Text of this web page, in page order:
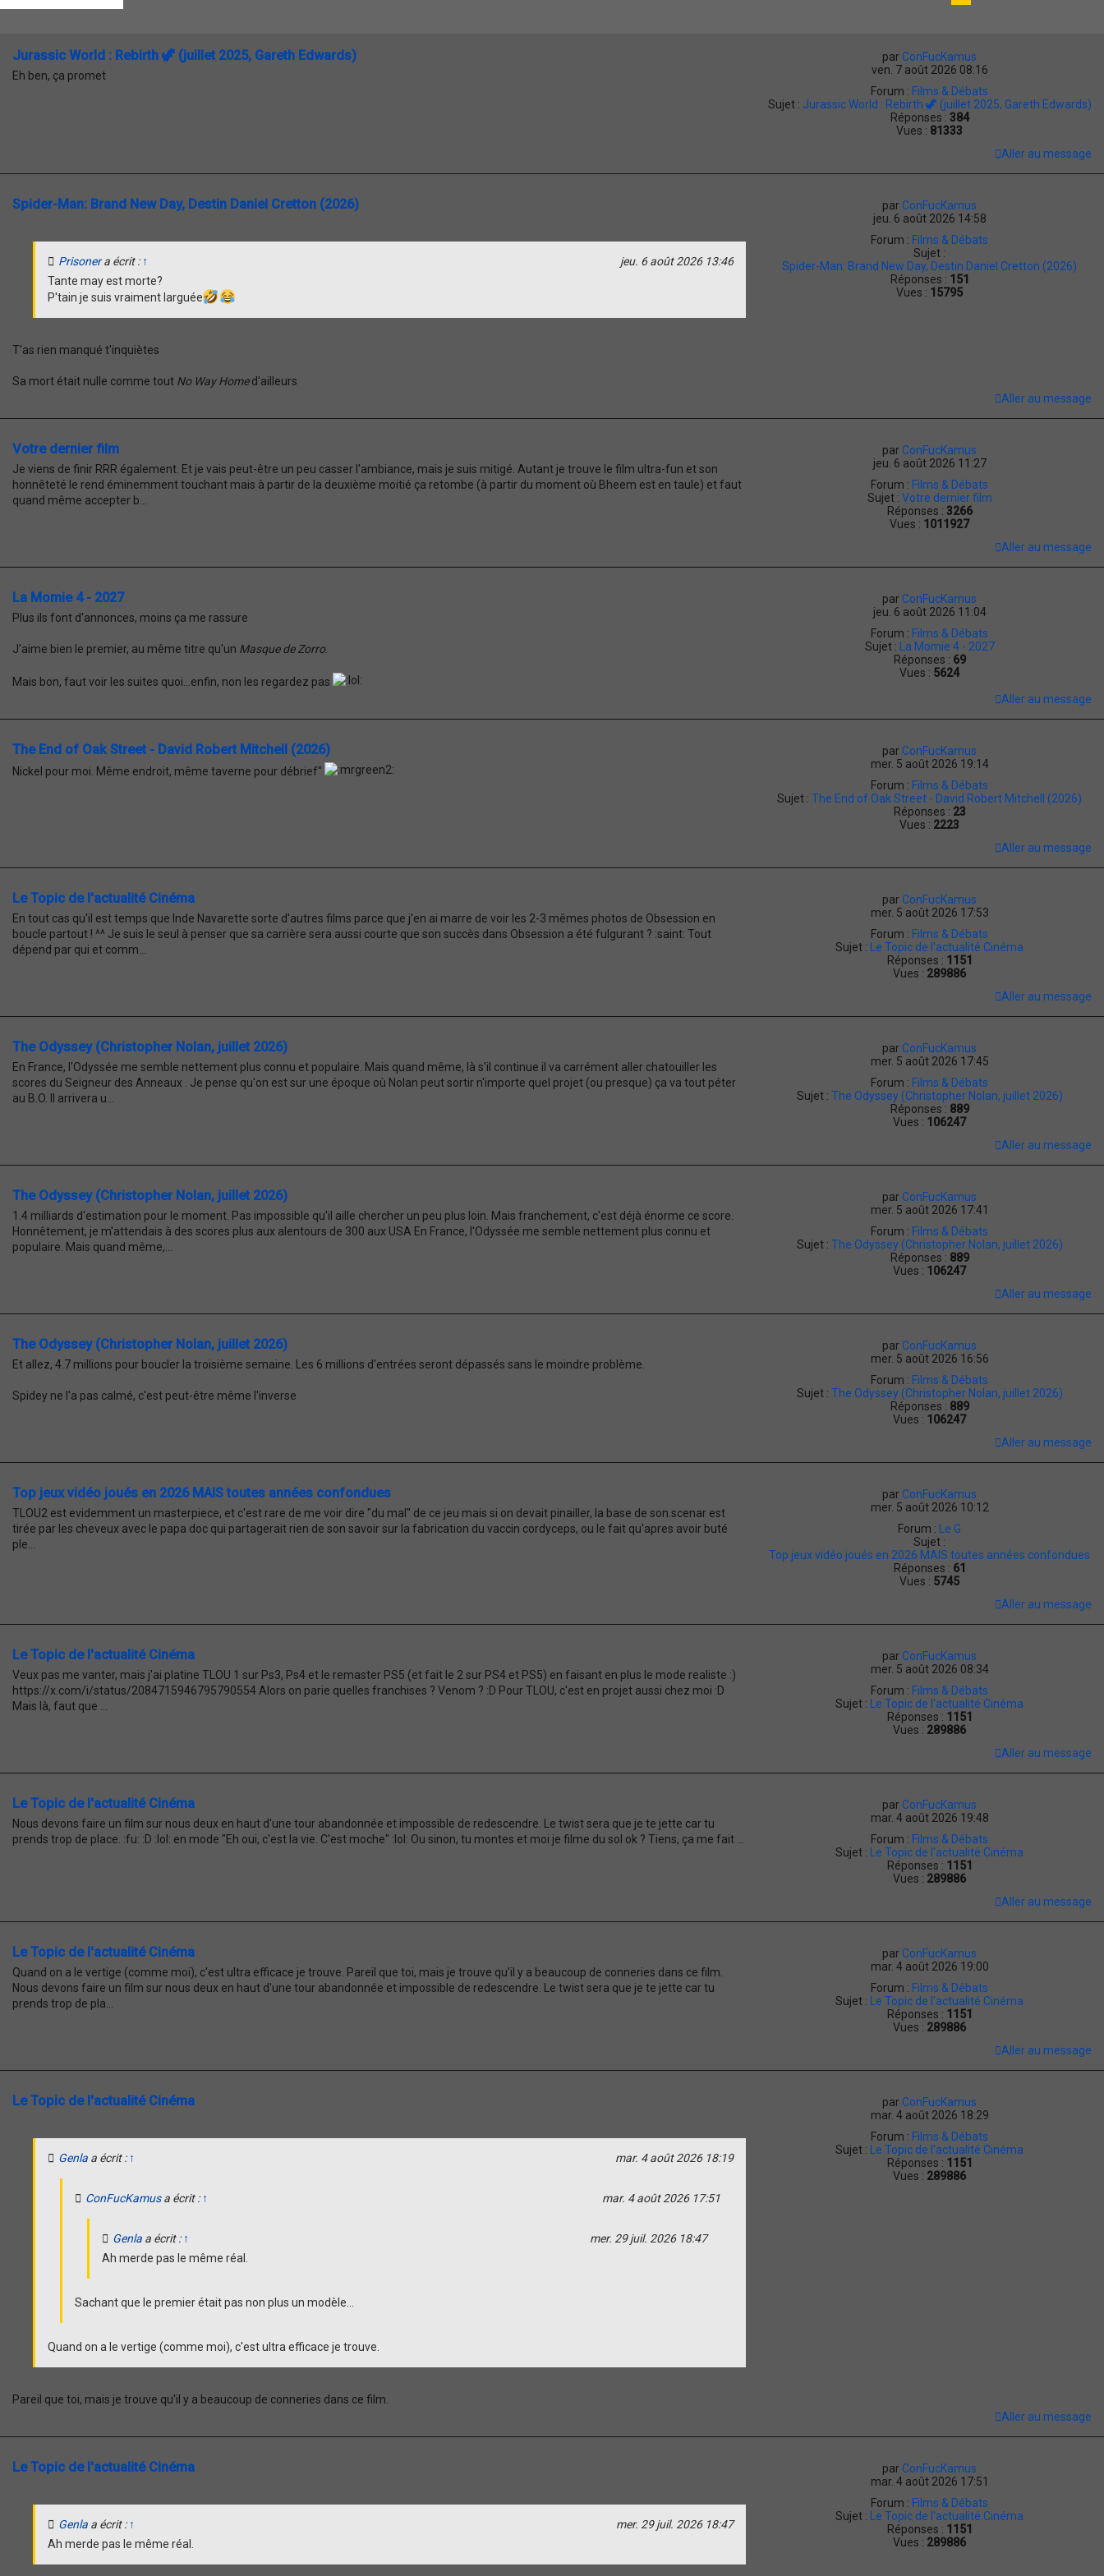
r
c
r
c
s
u
r
8
9
par ConFucKamus
ven. 7 août 2026 08:16
Forum : Films & Débats
Sujet : Jurassic World : Rebirth 🦖 (juillet 2025, Gareth Edwards)
Réponses : 384
Vues : 81333
Jurassic World : Rebirth 🦖 (juillet 2025, Gareth Edwards)
Eh ben, ça promet
Aller au message
par ConFucKamus
jeu. 6 août 2026 14:58
Forum : Films & Débats
Sujet :
Spider-Man: Brand New Day, Destin Daniel Cretton (2026)
Réponses : 151
Vues : 15795
Spider-Man: Brand New Day, Destin Daniel Cretton (2026)
Prisonera écrit : ↑
jeu. 6 août 2026 13:46
Tante may est morte?
P'tain je suis vraiment larguée
T'as rien manqué t'inquiètes
Sa mort était nulle comme tout No Way Homed'ailleurs
Aller au message
par ConFucKamus
jeu. 6 août 2026 11:27
Forum : Films & Débats
Sujet : Votre dernier film
Réponses : 3266
Vues : 1011927
Votre dernier film
Je viens de finir RRR également. Et je vais peut-être un peu casser l'ambiance, mais je suis mitigé. Autant je trouve le film ultra-fun et son
honnêteté le rend éminemment touchant mais à partir de la deuxième moitié ça retombe (à partir du moment où Bheem est en taule) et faut
quand même accepter b...
Aller au message
par ConFucKamus
jeu. 6 août 2026 11:04
Forum : Films & Débats
Sujet :
La Momie 4 - 2027
Réponses : 69
Vues : 5624
La Momie 4 - 2027
Plus ils font d'annonces, moins ça me rassure
J'aime bien le premier, au même titre qu'un Masque de Zorro.
Mais bon, faut voir les suites quoi...enfin, non les regardez pas
Aller au message
par ConFucKamus
mer. 5 août 2026 19:14
Forum : Films & Débats
Sujet :The End of Oak Street - David Robert Mitchell (2026)
Réponses : 23
Vues : 2223
The End of Oak Street - David Robert Mitchell (2026)
Nickel pour moi. Même endroit, même taverne pour débrief"
Aller au message
par ConFucKamus
mer. 5 août 2026 17:53
Forum : Films & Débats
Sujet :
Le Topic de l'actualité Cinéma
Réponses : 1151
Vues : 289886
Le Topic de l'actualité Cinéma
En tout cas qu'il est temps que Inde Navarette sorte d'autres films parce que j'en ai marre de voir les 2-3 mêmes photos de Obsession en
boucle partout ! ^^ Je suis le seul à penser que sa carrière sera aussi courte que son succès dans Obsession a été fulgurant ? :saint: Tout
dépend par qui et comm...
Aller au message
par ConFucKamus
mer. 5 août 2026 17:45
Forum : Films & Débats
Sujet : The Odyssey (Christopher Nolan, juillet 2026)
Réponses : 889
Vues : 106247
The Odyssey (Christopher Nolan, juillet 2026)
En France, l'Odyssée me semble nettement plus connu et populaire. Mais quand même, là s'il continue il va carrément aller chatouiller les
scores du Seigneur des Anneaux . Je pense qu'on est sur une époque où Nolan peut sortir n'importe quel projet (ou presque) ça va tout péter
au B.O. Il arrivera u...
Aller au message
par ConFucKamus
mer. 5 août 2026 17:41
Forum : Films & Débats
Sujet : The Odyssey (Christopher Nolan, juillet 2026)
Réponses : 889
Vues : 106247
The Odyssey (Christopher Nolan, juillet 2026)
1.4 milliards d'estimation pour le moment. Pas impossible qu'il aille chercher un peu plus loin. Mais franchement, c'est déjà énorme ce score.
Honnêtement, je m'attendais à des scores plus aux alentours de 300 aux USA En France, l'Odyssée me semble nettement plus connu et
populaire. Mais quand même,...
Aller au message
par ConFucKamus
mer. 5 août 2026 16:56
Forum : Films & Débats
Sujet : The Odyssey (Christopher Nolan, juillet 2026)
Réponses : 889
Vues : 106247
The Odyssey (Christopher Nolan, juillet 2026)
Et allez, 4.7 millions pour boucler la troisième semaine. Les 6 millions d'entrées seront dépassés sans le moindre problème.
Spidey ne l'a pas calmé, c'est peut-être même l'inverse
Aller au message
par ConFucKamus
mer. 5 août 2026 10:12
Forum :
Le G
Sujet :
Top jeux vidéo joués en 2026 MAIS toutes années confondues
Réponses : 61
Vues : 5745
Top jeux vidéo joués en 2026 MAIS toutes années confondues
TLOU2 est evidemment un masterpiece, et c'est rare de me voir dire "du mal" de ce jeu mais si on devait pinailler, la base de son.scenar est
tirée par les cheveux avec le papa doc qui partagerait rien de son savoir sur la fabrication du vaccin cordyceps, ou le fait qu'apres avoir buté
ple...
Aller au message
par ConFucKamus
mer. 5 août 2026 08:34
Forum : Films & Débats
Sujet :
Le Topic de l'actualité Cinéma
Réponses : 1151
Vues : 289886
Le Topic de l'actualité Cinéma
Veux pas me vanter, mais j'ai platine TLOU 1 sur Ps3, Ps4 et le remaster PS5 (et fait le 2 sur PS4 et PS5) en faisant en plus le mode realiste :)
https://x.com/i/status/2084715946795790554 Alors on parie quelles franchises ? Venom ? :D Pour TLOU, c'est en projet aussi chez moi :D
Mais là, faut que ...
Aller au message
par ConFucKamus
mar. 4 août 2026 19:48
Forum : Films & Débats
Sujet :
Le Topic de l'actualité Cinéma
Réponses : 1151
Vues : 289886
Le Topic de l'actualité Cinéma
Nous devons faire un film sur nous deux en haut d'une tour abandonnée et impossible de redescendre. Le twist sera que je te jette car tu
prends trop de place. :fu: :D :lol: en mode "Eh oui, c'est la vie. C'est moche" :lol: Ou sinon, tu montes et moi je filme du sol ok ? Tiens, ça me fait ...
Aller au message
par ConFucKamus
mar. 4 août 2026 19:00
Forum : Films & Débats
Sujet :
Le Topic de l'actualité Cinéma
Réponses : 1151
Vues : 289886
Le Topic de l'actualité Cinéma
Quand on a le vertige (comme moi), c'est ultra efficace je trouve. Pareil que toi, mais je trouve qu'il y a beaucoup de conneries dans ce film.
Nous devons faire un film sur nous deux en haut d'une tour abandonnée et impossible de redescendre. Le twist sera que je te jette car tu
prends trop de pla...
Aller au message
par ConFucKamus
mar. 4 août 2026 18:29
Forum : Films & Débats
Sujet :
Le Topic de l'actualité Cinéma
Réponses : 1151
Vues : 289886
Le Topic de l'actualité Cinéma
Genla a écrit : ↑ mar. 4 août 2026 18:19
ConFucKamusa écrit : ↑ mar. 4 août 2026 17:51
Genla a écrit : ↑
mer. 29 juil. 2026 18:47
Ah merde pas le même réal.
Sachant que le premier était pas non plus un modèle...
Quand on a le vertige (comme moi), c'est ultra efficace je trouve.
Pareil que toi, mais je trouve qu'il y a beaucoup de conneries dans ce film.
Aller au message
par ConFucKamus
mar. 4 août 2026 17:51
Forum : Films & Débats
Sujet :
Le Topic de l'actualité Cinéma
Réponses : 1151
Vues : 289886
Le Topic de l'actualité Cinéma
Genla a écrit : ↑
mer. 29 juil. 2026 18:47
Ah merde pas le même réal.